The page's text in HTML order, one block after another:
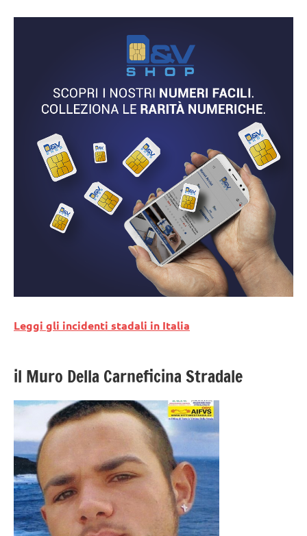
Leggi gli incidenti stadali in Italia
il Muro Della Carneficina Stradale